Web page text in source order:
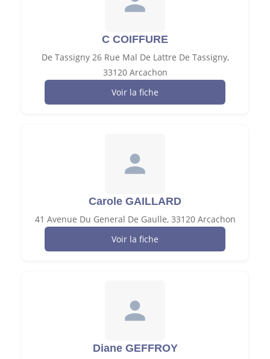
C COIFFURE
De Tassigny 26 Rue Mal De Lattre De Tassigny,
33120 Arcachon
Voir la fiche
Carole GAILLARD
41 Avenue Du General De Gaulle, 33120 Arcachon
Voir la fiche
Diane GEFFROY